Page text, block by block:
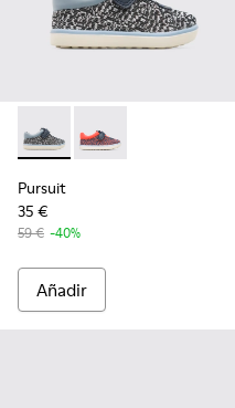
Pursuit - K800329-002 -
Pursuit -
Pursuit
35 €
59 € -40%
Añadir